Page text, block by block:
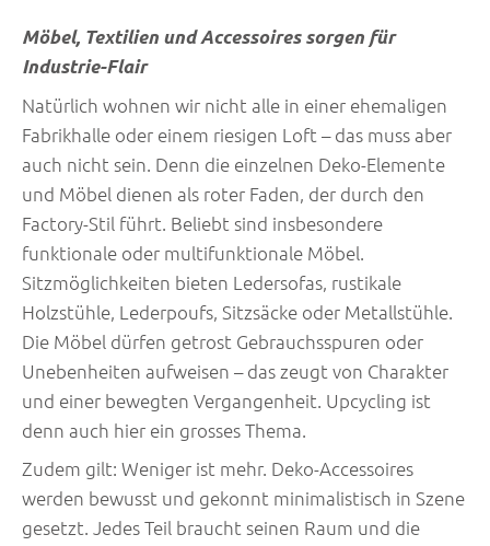
Möbel, Textilien und Accessoires sorgen für
Industrie-Flair
Natürlich wohnen wir nicht alle in einer ehemaligen
Fabrikhalle oder einem riesigen Loft – das muss aber
auch nicht sein. Denn die einzelnen Deko-Elemente
und Möbel dienen als roter Faden, der durch den
Factory-Stil führt. Beliebt sind insbesondere
funktionale oder multifunktionale Möbel.
Sitzmöglichkeiten bieten Ledersofas, rustikale
Holzstühle, Lederpoufs, Sitzsäcke oder Metallstühle.
Die Möbel dürfen getrost Gebrauchsspuren oder
Unebenheiten aufweisen – das zeugt von Charakter
und einer bewegten Vergangenheit. Upcycling ist
denn auch hier ein grosses Thema.
Zudem gilt: Weniger ist mehr. Deko-Accessoires
werden bewusst und gekonnt minimalistisch in Szene
gesetzt. Jedes Teil braucht seinen Raum und die